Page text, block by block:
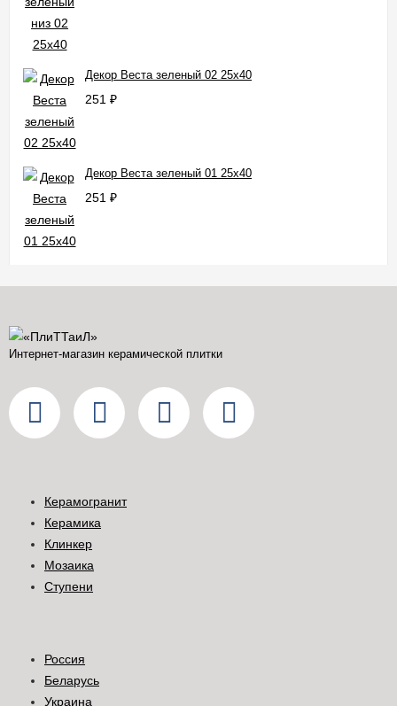
Декор Веста зеленый 02 25x40
251 ₽
Декор Веста зеленый 01 25x40
251 ₽
Интернет-магазин керамической плитки
Керамогранит
Керамика
Клинкер
Мозаика
Ступени
Россия
Беларусь
Украина